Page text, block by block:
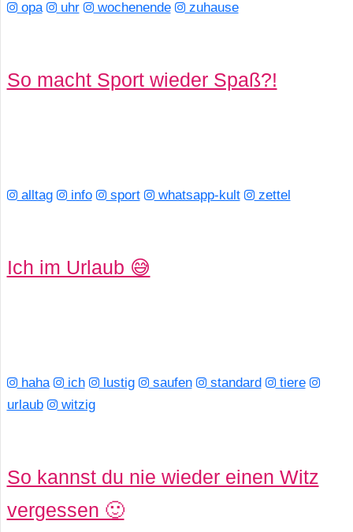
opa uhr wochenende zuhause
So macht Sport wieder Spaß?!
alltag info sport whatsapp-kult zettel
Ich im Urlaub 😅
haha ich lustig saufen standard
tiere
urlaub
witzig
So kannst du nie wieder einen Witz
vergessen 🙂